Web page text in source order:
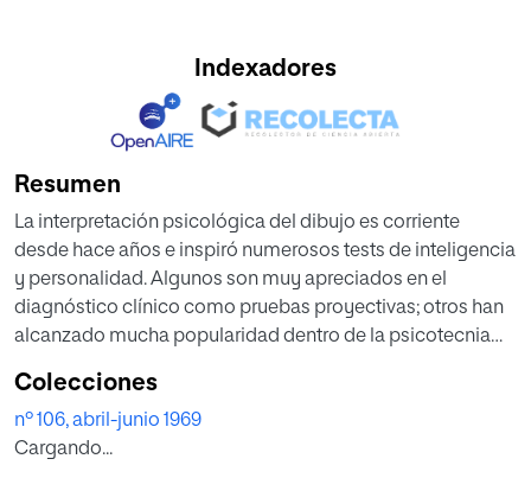
Indexadores
Resumen
La interpretación psicológica del dibujo es corriente
desde hace años e inspiró numerosos tests de inteligencia
y personalidad. Algunos son muy apreciados en el
diagnóstico clínico como pruebas proyectivas; otros han
alcanzado mucha popularidad dentro de la psicotecnia
objetividad. Los enfoques psicotécnicos del dibujo para el
diagnóstico de la inteligencia han sido frecuentes.
Colecciones
nº 106, abril-junio 1969
Cargando...